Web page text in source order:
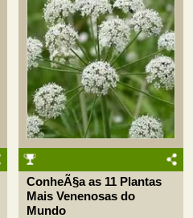
ConheÃ§a as 11 Plantas
Mais Venenosas do
Mundo